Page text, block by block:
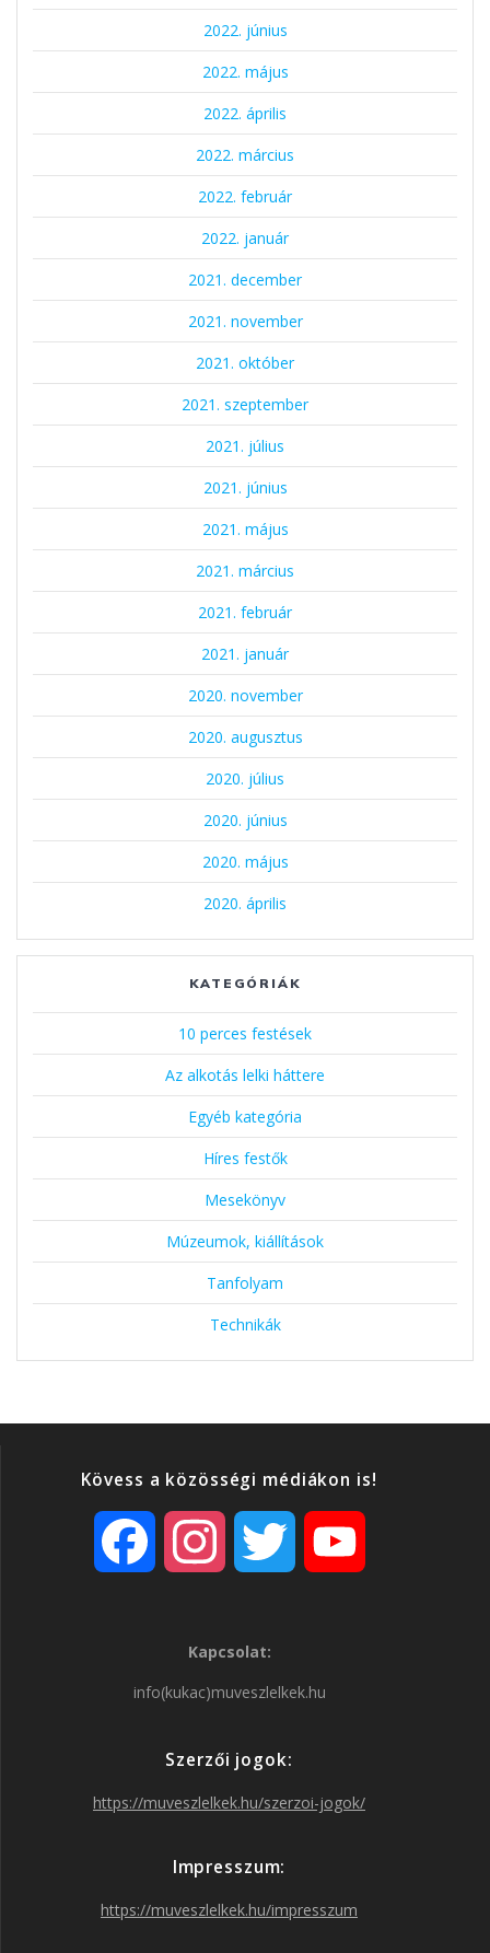
2022. június
2022. május
2022. április
2022. március
2022. február
2022. január
2021. december
2021. november
2021. október
2021. szeptember
2021. július
2021. június
2021. május
2021. március
2021. február
2021. január
2020. november
2020. augusztus
2020. július
2020. június
2020. május
2020. április
KATEGÓRIÁK
10 perces festések
Az alkotás lelki háttere
Egyéb kategória
Híres festők
Mesekönyv
Múzeumok, kiállítások
Tanfolyam
Technikák
Kövess a közösségi médiákon is!
o
s
r r
Kapcsolat:
info(kukac)muveszlelkek.hu
Szerzői jogok:
https://muveszlelkek.hu/szerzoi-jogok/
Impresszum:
https://muveszlelkek.hu/impresszum